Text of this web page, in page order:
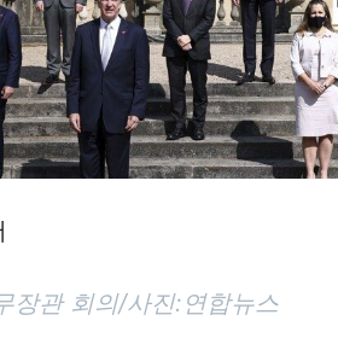
장관 회의/사진:연합뉴스